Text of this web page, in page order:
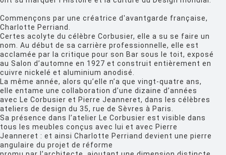
ETHNICRAFT
FATBOY
FERMOB
FIAM
FLOS
FLYTE
FONTANA ARTE
Commençons par une créatrice d'avantgarde française,
Charlotte Perriand.
Certes acolyte du célèbre Corbusier, elle a su se faire un
nom. Au début de sa carrière professionnelle, elle est
acclamée par la critique pour son Bar sous le toit, exposé
au Salon d’automne en 1927 et construit entièrement en
cuivre nickelé et aluminium anodisé.
La même année, alors qu’elle n’a que vingt-quatre ans,
elle entame une collaboration d’une dizaine d’années
avec Le Corbusier et Pierre Jeanneret, dans les célèbres
ateliers de design du 35, rue de Sèvres à Paris.
Sa présence dans l’atelier Le Corbusier est visible dans
tous les meubles conçus avec lui et avec Pierre
Jeanneret : et ainsi Charlotte Perriand devient une pierre
angulaire du projet de réforme